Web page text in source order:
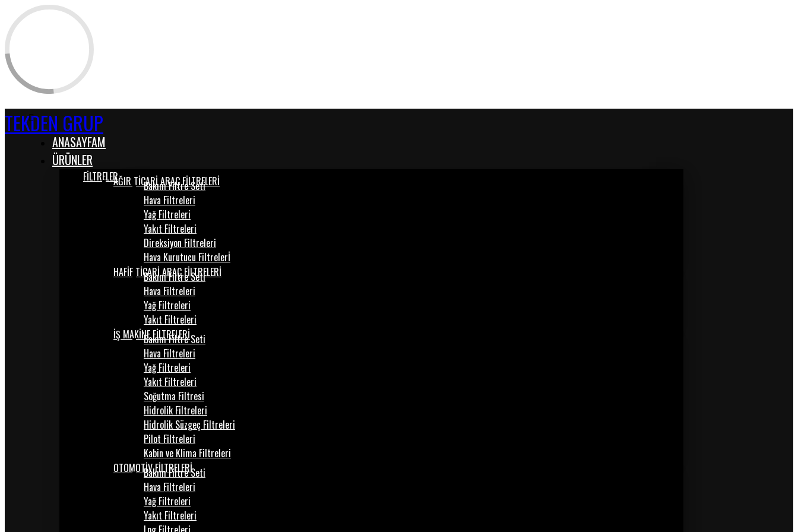
TEKDEN GRUP
ANASAYFAM
ÜRÜNLER
FİLTRELERAĞIR TİCARİ ARAÇ FİLTRELERİ
Bakım Filtre Seti
Hava Filtreleri
Yağ Filtreleri
Yakıt Filtreleri
Direksiyon Filtreleri
Hava Kurutucu Filtrelerİ
HAFİF TİCARİ ARAÇ FİLTRELERİ
Bakım Filtre Seti
Hava Filtreleri
Yağ Filtreleri
Yakıt Filtreleri
İŞ MAKİNE FİLTRELERİ
Bakım Filtre Seti
Hava Filtreleri
Yağ Filtreleri
Yakıt Filtreleri
Soğutma Filtresi
Hidrolik Filtreleri
Hidrolik Süzgeç Filtreleri
Pilot Filtreleri
Kabin ve Klima Filtreleri
OTOMOTİV FİLTRELERİ
Bakım Filtre Seti
Hava Filtreleri
Yağ Filtreleri
Yakıt Filtreleri